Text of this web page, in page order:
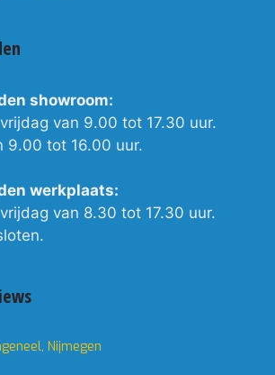
showroom:
van 9.00 tot 17.30 uur.
9.00 tot 16.00 uur.
werkplaats:
van 8.30 tot 17.30 uur.
Nijmegen